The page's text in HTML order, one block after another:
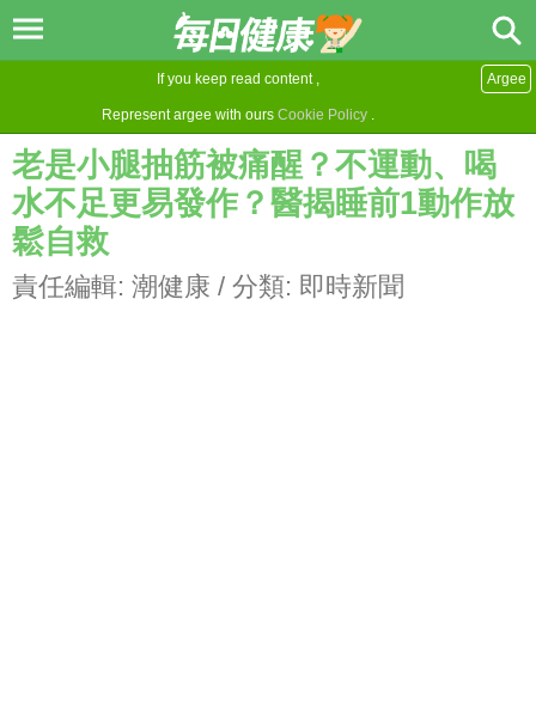
If you keep read content ,
Represent argee with ours Cookie Policy .
Argee
老是小腿抽筋被痛醒？不運動、喝
水不足更易發作？醫揭睡前1動作放
鬆自救
責任編輯: 潮健康 / 分類: 即時新聞